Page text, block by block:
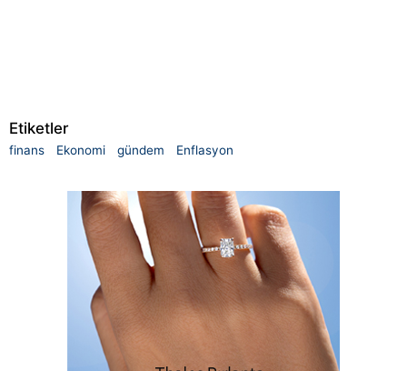
Etiketler
finans Ekonomi gündem Enflasyon